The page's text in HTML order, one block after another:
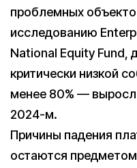
проблемных
исследованию
National Equity Fund,
критически низкой
менее 80% —
2024-м.
Причины падения
остаются